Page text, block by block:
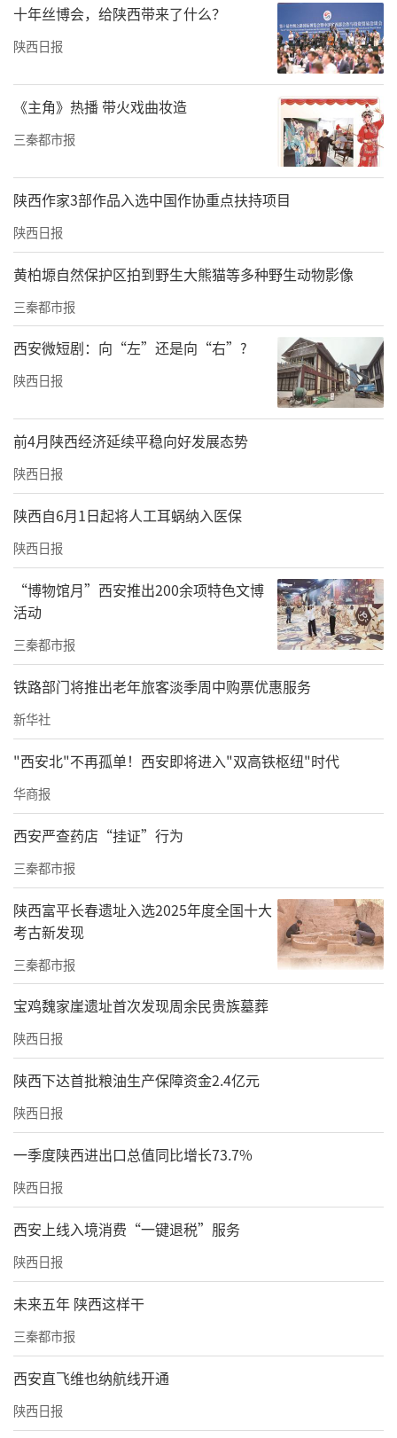
◐宋代丰利渠遗址。宋代丰利渠是郑国渠的第三代工程，由当时员
外郎穆京主持兴建。其中渠首一段渠道开了两个隧洞，设置了两个
放水闸和三个排洪桥，在设施和施工上有了很大进步。
◐元代王御史渠首遗址。元代王御史渠是郑国渠的第四代工程，渠
道工程未变，只是迁移了丰利渠的渠口。至今石渠遗迹仍保存完
好。
◐明代广惠渠遗址。明代广惠渠是郑国渠的第五代工程，由当时的
副都御史项忠建议兴建。由于泾河河床下切，渠首进行了上移。
十年丝博会，给陕西带来了什么？
陕西日报
《主角》热播 带火戏曲妆造
三秦都市报
陕西作家3部作品入选中国作协重点扶持项目
陕西日报
黄柏塬自然保护区拍到野生大熊猫等多种野生动物影像
三秦都市报
西安微短剧：向“左”还是向“右”?
陕西日报
前4月陕西经济延续平稳向好发展态势
陕西日报
陕西自6月1日起将人工耳蜗纳入医保
陕西日报
“博物馆月”西安推出200余项特色文博
活动
三秦都市报
铁路部门将推出老年旅客淡季周中购票优惠服务
新华社
"西安北"不再孤单！西安即将进入"双高铁枢纽"时代
华商报
西安严查药店“挂证”行为
三秦都市报
陕西富平长春遗址入选2025年度全国十大
考古新发现
三秦都市报
宝鸡魏家崖遗址首次发现周余民贵族墓葬
陕西日报
陕西下达首批粮油生产保障资金2.4亿元
陕西日报
一季度陕西进出口总值同比增长73.7%
陕西日报
西安上线入境消费“一键退税”服务
陕西日报
未来五年 陕西这样干
三秦都市报
西安直飞维也纳航线开通
陕西日报